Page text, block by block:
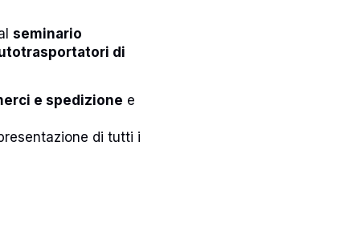
seminario
di
e spedizione e
di tutti i